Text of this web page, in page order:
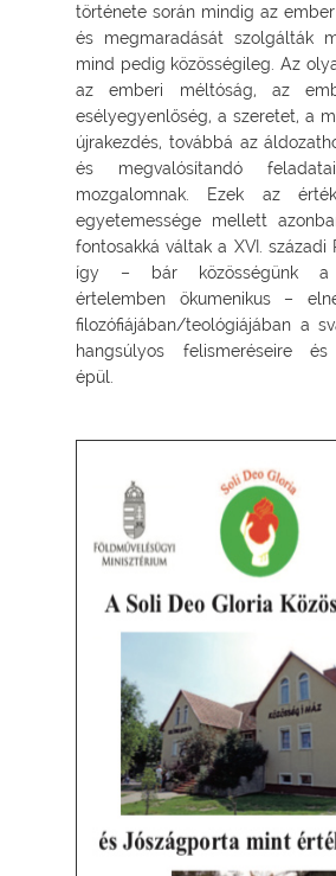
története során mindig az
és megmaradását szolgálták
mind pedig közösségileg. Az
az emberi méltóság, az
esélyegyenlőség, a szeretet, a
újrakezdés, továbbá az
és megvalósítandó
mozgalomnak. Ezek az
egyetemessége mellett
fontosakká váltak a XVI. századi
így – bár közösségünk a
értelemben ökumenikus –
filozófiájában/teológiájában a
hangsúlyos felismeréseire és
épül.